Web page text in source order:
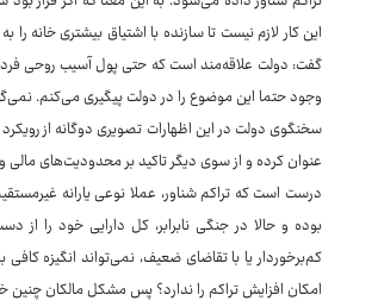
این کار لازم نیست تا سازنده با اشتیاق بیشتری خانه
گفت: دولت علاقه‌مند است که حتی پول آسیب روحی فرد
وجود حتما این موضوع را در دولت پیگیری می‌کنم.
سخنگوی دولت در این اظهارات تصویری دوگانه از
عنوان کرده و از سوی دیگر تاکید بر محدودیت‌های
درست است که تراکم شناور، عملا نوعی یارانه
بوده و حالا در جنگی نابرابر، کل دارایی خود
کم‌برخوردار یا با تقاضای ضعیف، نمی‌تواند انگیزه
امکان افزایش تراکم را ندارد؟ پس مشکل مالکان